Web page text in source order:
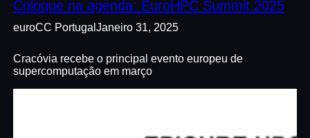
Coloque na agenda: EuroHPC Summit 2025
euroCC Portugal Janeiro 31, 2025
Cracóvia recebe o principal evento europeu de
supercomputação em março